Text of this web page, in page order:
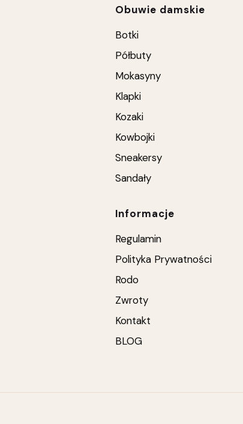
Linki w stopce
Obuwie damskie
Botki
Półbuty
Mokasyny
Klapki
Kozaki
Kowbojki
Sneakersy
Sandały
Informacje
Regulamin
Polityka Prywatności
Rodo
Zwroty
Kontakt
BLOG